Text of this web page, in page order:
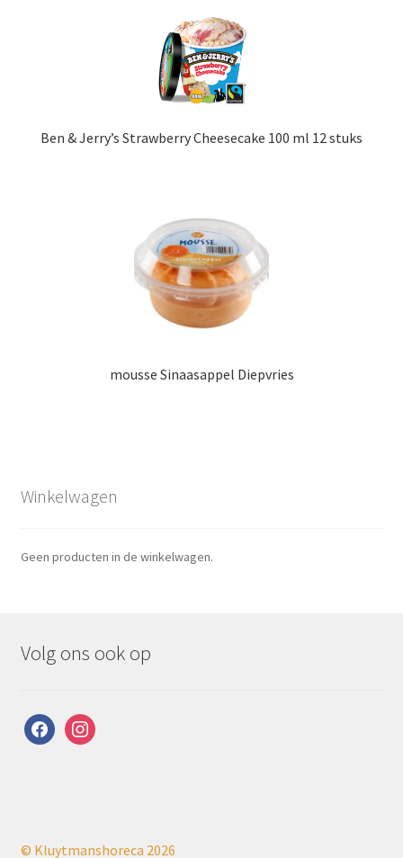
Ben & Jerry’s Strawberry Cheesecake 100 ml 12 stuks
mousse Sinaasappel Diepvries
Winkelwagen
Geen producten in de winkelwagen.
Volg ons ook op
facebookinstagram
© Kluytmanshoreca 2026